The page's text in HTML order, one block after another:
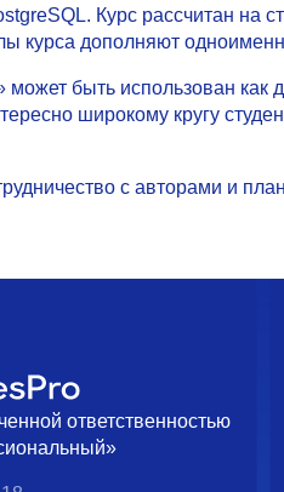
Курс рассчитан на
курса дополняют
может быть использован как
широкому кругу
с авторами и
ответственностью